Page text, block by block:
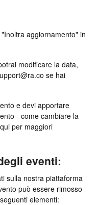
aggiornamento" in
modificare la data,
se hai
e devi apportare
- come cambiare la
per maggiori
eventi:
sulla nostra piattaforma
può essere rimosso
elementi: